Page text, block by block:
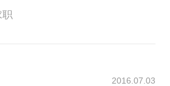
2016.07.03